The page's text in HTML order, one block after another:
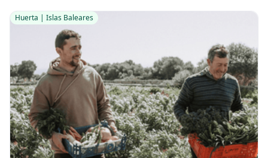
Huerta | Islas Baleares